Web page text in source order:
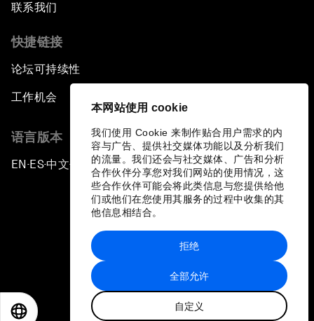
本网站使用 cookie
我们使用 Cookie 来制作贴合用户需求的内
容与广告、提供社交媒体功能以及分析我们
的流量。我们还会与社交媒体、广告和分析
合作伙伴分享您对我们网站的使用情况，这
些合作伙伴可能会将此类信息与您提供给他
们或他们在您使用其服务的过程中收集的其
他信息相结合。
全部允许
自定义
拒绝
联系我们
快捷链接
论坛可持续性
工作机会
语言版本
EN ▪ES▪中文▪ 日本語
站点地图
世界经济论坛